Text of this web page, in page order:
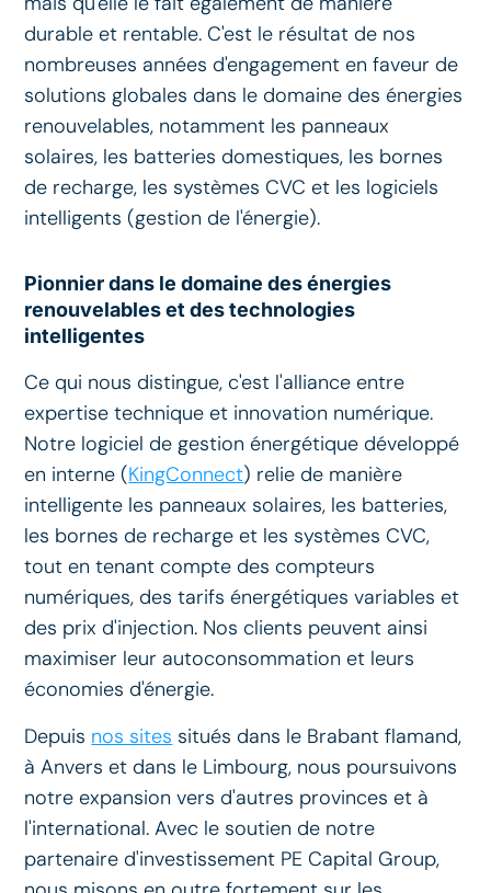
durable et rentable. C'est le résultat de nos
nombreuses années d'engagement en faveur de
solutions globales dans le domaine des énergies
renouvelables, notamment les panneaux
solaires, les batteries domestiques, les bornes
de recharge, les systèmes CVC et les logiciels
intelligents (gestion de l'énergie).
Pionnier dans le domaine des énergies
renouvelables et des technologies
intelligentes
Ce qui nous distingue, c'est l'alliance entre
expertise technique et innovation numérique.
Notre logiciel de gestion énergétique développé
en interne (KingConnect) relie de manière
intelligente les panneaux solaires, les batteries,
les bornes de recharge et les systèmes CVC,
tout en tenant compte des compteurs
numériques, des tarifs énergétiques variables et
des prix d'injection. Nos clients peuvent ainsi
maximiser leur autoconsommation et leurs
économies d'énergie.
Depuis nos sites situés dans le Brabant flamand,
à Anvers et dans le Limbourg, nous poursuivons
notre expansion vers d'autres provinces et à
l'international. Avec le soutien de notre
partenaire d'investissement PE Capital Group,